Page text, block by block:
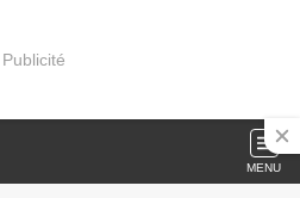
Publicité
MENU